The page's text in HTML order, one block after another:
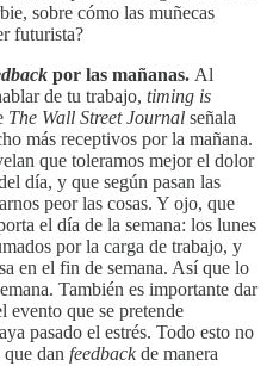
sobre cómo las muñecas
futurista?
por las mañanas. Al
de tu trabajo, timing is
The Wall Street Journal señala
más receptivos por la mañana.
que toleramos mejor el dolor
día, y que según pasan las
peor las cosas. Y ojo, que
el día de la semana: los lunes
por la carga de trabajo, y
en el fin de semana. Así que lo
También es importante dar
evento que se pretende
pasado el estrés. Todo esto no
que dan feedbackde manera